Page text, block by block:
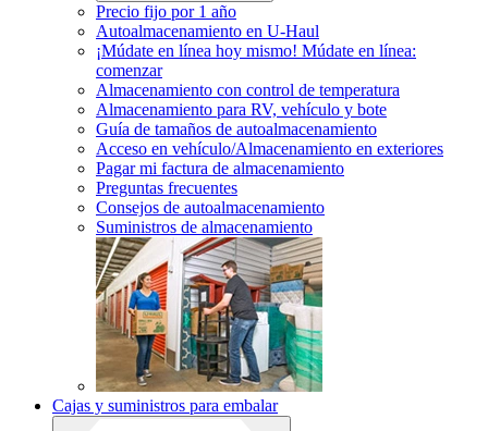
Precio fijo por 1 año
Autoalmacenamiento en U-Haul
¡Múdate en línea hoy mismo! Múdate en línea:
comenzar
Almacenamiento con control de temperatura
Almacenamiento para RV, vehículo y bote
Guía de tamaños de autoalmacenamiento
Acceso en vehículo/Almacenamiento en exteriores
Pagar mi factura de almacenamiento
Preguntas frecuentes
Consejos de autoalmacenamiento
Suministros de almacenamiento
Cajas y suministros para embalar